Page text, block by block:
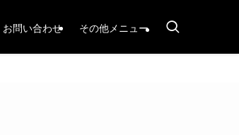
お問い合わせ その他メニュー